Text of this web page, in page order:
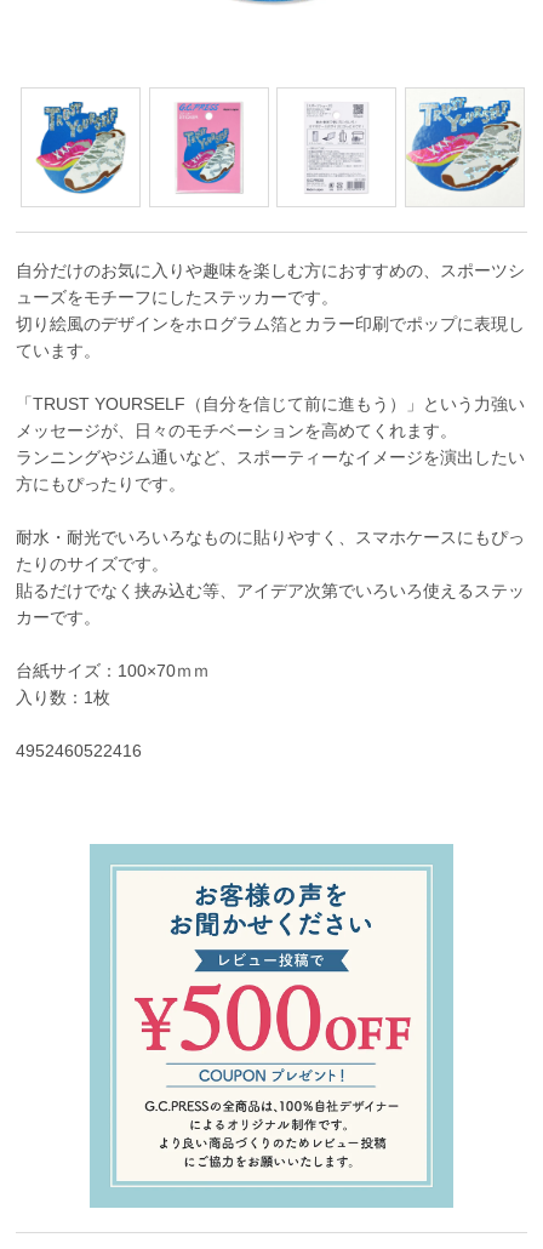
自分だけのお気に入りや趣味を楽しむ方におすすめの、スポーツシ
ューズをモチーフにしたステッカーです。
切り絵風のデザインをホログラム箔とカラー印刷でポップに表現し
ています。
「TRUST YOURSELF（自分を信じて前に進もう）」という力強い
メッセージが、日々のモチベーションを高めてくれます。
ランニングやジム通いなど、スポーティーなイメージを演出したい
方にもぴったりです。
耐水・耐光でいろいろなものに貼りやすく、スマホケースにもぴっ
たりのサイズです。
貼るだけでなく挟み込む等、アイデア次第でいろいろ使えるステッ
カーです。
台紙サイズ：100×70ｍｍ
入り数：1枚
4952460522416